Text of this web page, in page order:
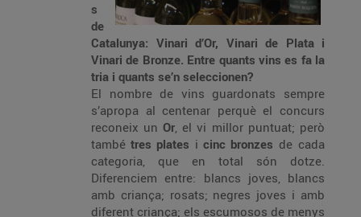
s
de
Catalunya: Vinari d’Or, Vinari de Plata i
Vinari de Bronze. Entre quants vins es fa la
tria i quants se’n seleccionen?
El nombre de vins guardonats sempre
s’apropa al centenar perquè el concurs
reconeix un Or, el vi millor puntuat; però
també tres plates i cinc bronzes de cada
categoria, que en total són dotze.
Diferenciem entre: blancs joves, blancs
amb criança; rosats; negres joves i amb
diferent criança; els escumosos de menys